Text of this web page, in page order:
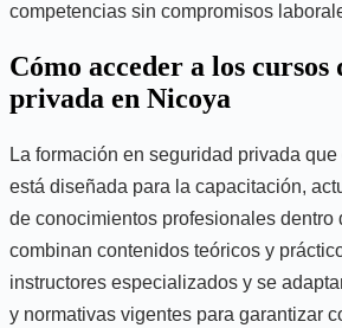
competencias sin compromisos
Cómo acceder a los cursos
privada en Nicoya
La formación en seguridad privada
está diseñada para la capacitación,
de conocimientos profesionales dentro
combinan contenidos teóricos y
instructores especializados y se
y normativas vigentes para garantizar